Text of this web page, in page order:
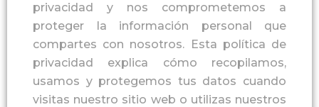
privacidad y nos comprometemos a
proteger la información personal que
compartes con nosotros. Esta política de
privacidad explica cómo recopilamos,
usamos y protegemos tus datos cuando
visitas nuestro sitio web o utilizas nuestros